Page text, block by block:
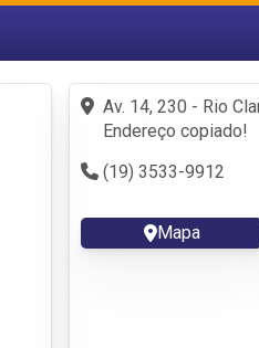
Fazer login
Criar conta
Av. 14, 230 - Rio
Endereço copiado!
(19) 3533-9912
Mapa